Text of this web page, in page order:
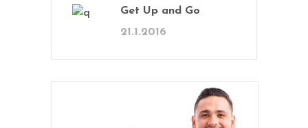
Get Up and Go
21.1.2016